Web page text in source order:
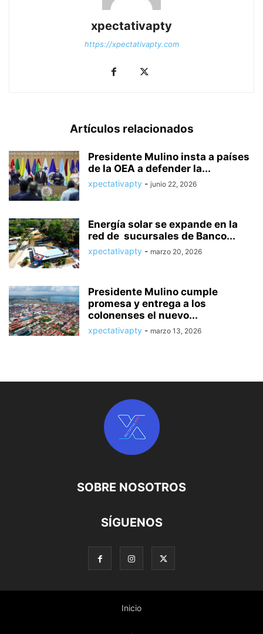
xpectativapty
https://xpectativapty.com
Artículos relacionados
Presidente Mulino insta a países
de la OEA a defender la...
xpectativapty - junio 22, 2026
Energía solar se expande en la
red de sucursales de Banco...
xpectativapty - marzo 20, 2026
Presidente Mulino cumple
promesa y entrega a los
colonenses el nuevo...
xpectativapty - marzo 13, 2026
SOBRE NOSOTROS
SÍGUENOS
Inicio